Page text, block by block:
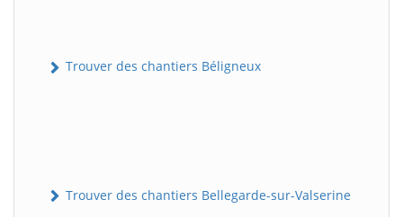
Trouver des chantiers Béligneux
Trouver des chantiers Bellegarde-sur-Valserine